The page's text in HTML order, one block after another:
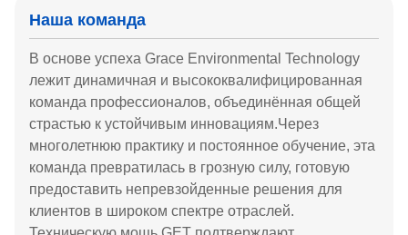
Наша команда
В основе успеха Grace Environmental Technology
лежит динамичная и высококвалифицированная
команда профессионалов, объединённая общей
страстью к устойчивым инновациям.Через
многолетнюю практику и постоянное обучение, эта
команда превратилась в грозную силу, готовую
предоставить непревзойденные решения для
клиентов в широком спектре отраслей.